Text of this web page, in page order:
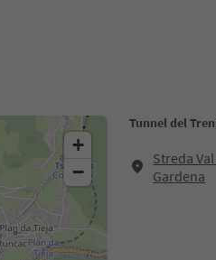
Tunnel del
Streda
Gardena
+
−